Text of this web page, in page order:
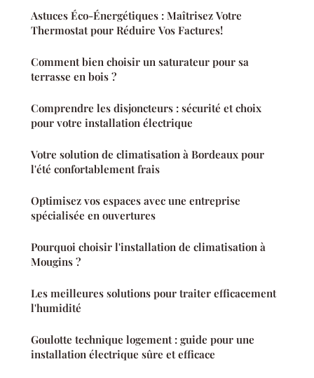
Astuces Éco-Énergétiques : Maîtrisez Votre
Thermostat pour Réduire Vos Factures!
Comment bien choisir un saturateur pour sa
terrasse en bois ?
Comprendre les disjoncteurs : sécurité et choix
pour votre installation électrique
Votre solution de climatisation à Bordeaux pour
l'été confortablement frais
Optimisez vos espaces avec une entreprise
spécialisée en ouvertures
Pourquoi choisir l'installation de climatisation à
Mougins ?
Les meilleures solutions pour traiter efficacement
l'humidité
Goulotte technique logement : guide pour une
installation électrique sûre et efficace